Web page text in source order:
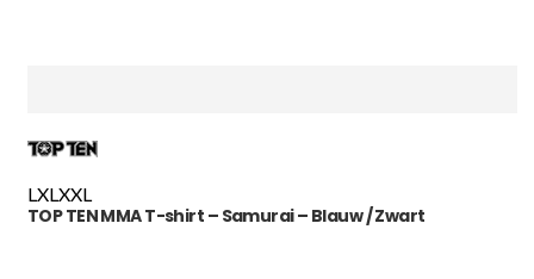
L XL XXL
TOP TEN MMA T-shirt – Samurai – Blauw / Zwart